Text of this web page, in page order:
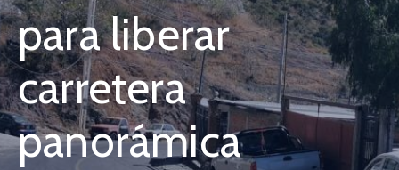
para liberar
carretera
panorámica